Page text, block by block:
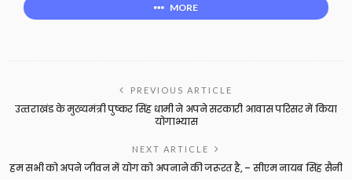
MORE
PREVIOUS ARTICLE
उत्‍तराखंड के मुख्यमंत्री पुष्कर सिंह धामी ने अपने सरकारी आवास परिसर में किया
योगाभ्यास
NEXT ARTICLE
हम सभी को अपने जीवन में योग को अपनाने की जरूरत है, – सीएम नायब सिंह सैनी